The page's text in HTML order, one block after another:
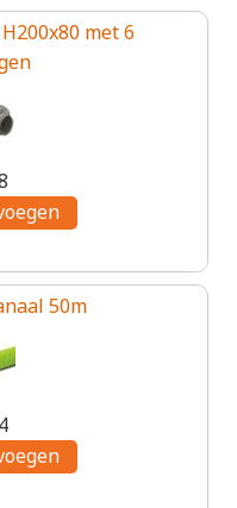
met 6
50m